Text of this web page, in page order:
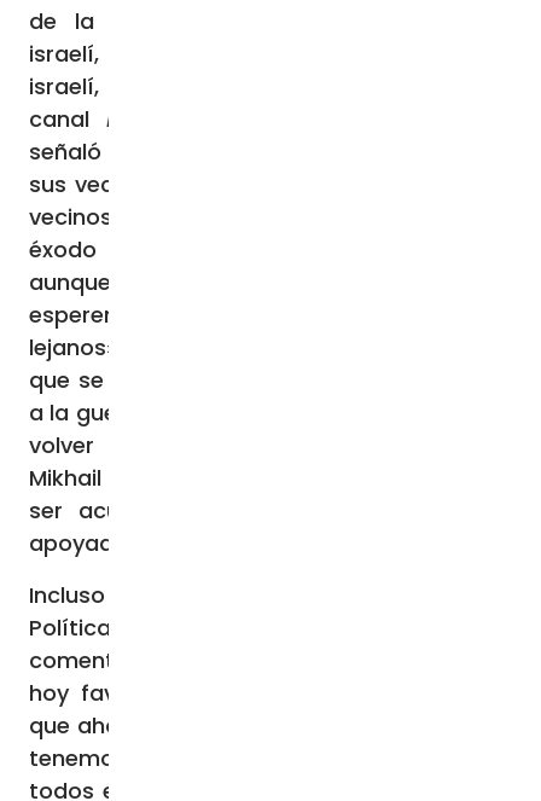
de la escalada del conflicto palestino-
israelí, añadiendo que «soy judío, pero no
israelí, no apoyo a Israel». La directora del
canal Russia Today
señaló que “un país que no hace la guerra a
sus vecinos, está haciendo la guerra a sus
vecinos; ahora tenemos que esperar el
éxodo de los pacifistas rusos de Israel…
aunque en realidad es mejor que no lo
esperemos, que se vayan a países aún más
lejanos». Se refiere a los numerosos rusos
que se han refugiado en Israel y se oponen
a la guerra en Ucrania, y que ahora intentan
volver a su país, como el multimillonario
Mikhail Friedman del Alfa-Bank, que podría
ser acusado de alta traición por haber
apoyado con dinero a los ucranianos.
Incluso en el sitio web del Consejo Ruso de
Política Exterior y Defensa apareció un
comentario titulado «Todas las guerras de
hoy favorecen a Rusia», donde se explica
que ahora las guerras son algo normal, que
tenemos que acostumbrarnos: » Miren,
todos están en guerra: Azerbaiyán atacó a